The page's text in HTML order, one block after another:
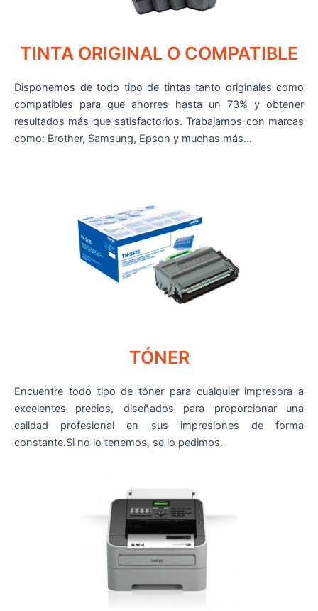
TINTA ORIGINAL O COMPATIBLE
Disponemos de todo tipo de tintas tanto originales como
compatibles para que ahorres hasta un 73% y obtener
resultados más que satisfactorios. Trabajamos con marcas
como: Brother, Samsung, Epson y muchas más…
TÓNER
Encuentre todo tipo de tóner para cualquier impresora a
excelentes precios, diseñados para proporcionar una
calidad profesional en sus impresiones de forma
constante.Si no lo tenemos, se lo pedimos.